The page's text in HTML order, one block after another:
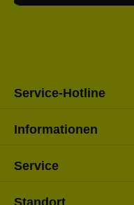
Service-Hotline
Informationen
Service
Standort